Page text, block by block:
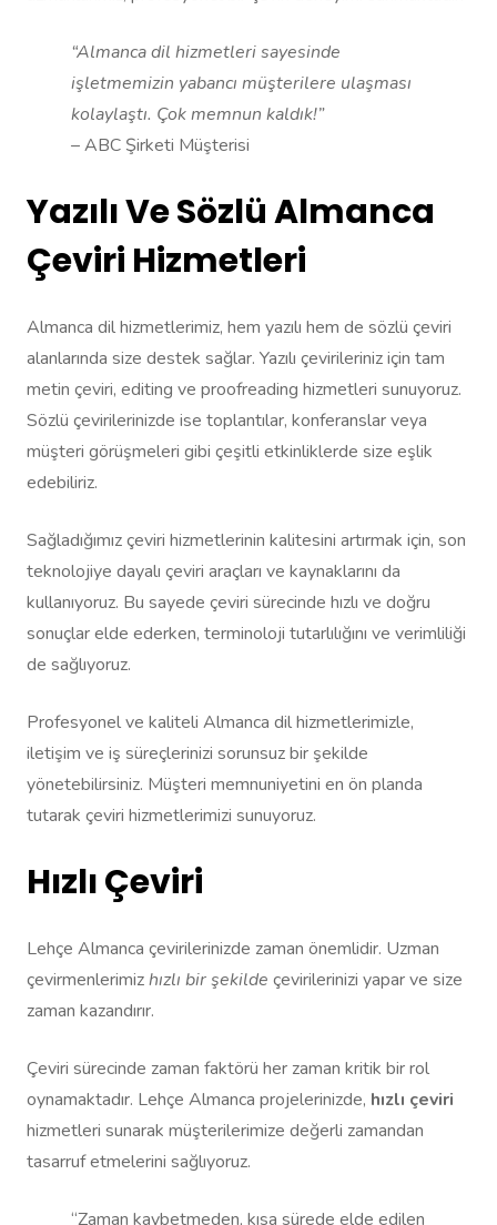
“Almanca dil hizmetleri sayesinde
işletmemizin yabancı müşterilere ulaşması
kolaylaştı. Çok memnun kaldık!”
– ABC Şirketi Müşterisi
Yazılı Ve Sözlü Almanca
Çeviri Hizmetleri
Almanca dil hizmetlerimiz, hem yazılı hem de sözlü çeviri
alanlarında size destek sağlar. Yazılı çevirileriniz için tam
metin çeviri, editing ve proofreading hizmetleri sunuyoruz.
Sözlü çevirilerinizde ise toplantılar, konferanslar veya
müşteri görüşmeleri gibi çeşitli etkinliklerde size eşlik
edebiliriz.
Sağladığımız çeviri hizmetlerinin kalitesini artırmak için, son
teknolojiye dayalı çeviri araçları ve kaynaklarını da
kullanıyoruz. Bu sayede çeviri sürecinde hızlı ve doğru
sonuçlar elde ederken, terminoloji tutarlılığını ve verimliliği
de sağlıyoruz.
Profesyonel ve kaliteli Almanca dil hizmetlerimizle,
iletişim ve iş süreçlerinizi sorunsuz bir şekilde
yönetebilirsiniz. Müşteri memnuniyetini en ön planda
tutarak çeviri hizmetlerimizi sunuyoruz.
Hızlı Çeviri
Lehçe Almanca çevirilerinizde zaman önemlidir. Uzman
çevirmenlerimizhızlı bir şekilde çevirilerinizi yapar ve size
zaman kazandırır.
Çeviri sürecinde zaman faktörü her zaman kritik bir rol
oynamaktadır. Lehçe Almanca projelerinizde, hızlı çeviri
hizmetleri sunarak müşterilerimize değerli zamandan
tasarruf etmelerini sağlıyoruz.
“Zaman kaybetmeden, kısa sürede elde edilen